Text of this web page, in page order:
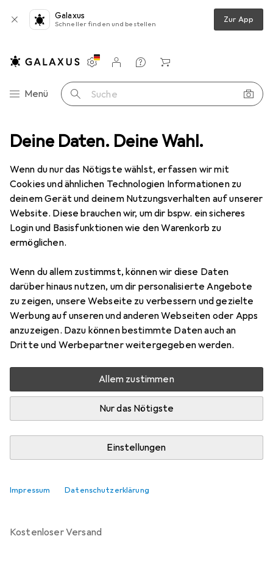
Deine Daten. Deine Wahl.
Wenn du nur das Nötigste wählst, erfassen wir mit
Cookies und ähnlichen Technologien Informationen zu
deinem Gerät und deinem Nutzungsverhalten auf unserer
Website. Diese brauchen wir, um dir bspw. ein sicheres
Login und Basisfunktionen wie den Warenkorb zu
ermöglichen.
Wenn du allem zustimmst, können wir diese Daten
darüber hinaus nutzen, um dir personalisierte Angebote
zu zeigen, unsere Webseite zu verbessern und gezielte
Werbung auf unseren und anderen Webseiten oder Apps
anzuzeigen. Dazu können bestimmte Daten auch an
Dritte und Werbepartner weitergegeben werden.
Allem zustimmen
Nur das Nötigste
Einstellungen
Impressum Datenschutzerklärung
Galaxus
Schneller finden und bestellen Zur App
Navigation nach Kategorien
Menü Suche
Einstellungen
Kundenkonto
Vergleichslisten
Merklisten
Warenkorb
Streaming Sound + Video Mikrofon RØDE VideoMic NTG
21 Bilder
RØDE VideoMic NTG
EUR
209,–
Schneller lieferbar
Angebot für
Bewertungen Marke
Zwischen Do, 13.8. und Fr, 14.8. geliefert
Mehr als 10 Stück an Lager beim Lieferanten
Lieferort angeben für genaue Lieferzeit
kostenloser Versand